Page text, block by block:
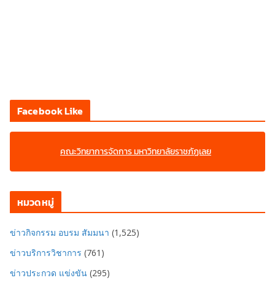
Facebook Like
คณะวิทยาการจัดการ มหาวิทยาลัยราชภัฏเลย
หมวดหมู่
ข่าวกิจกรรม อบรม สัมมนา (1,525)
ข่าวบริการวิชาการ (761)
ข่าวประกวด แข่งขัน (295)